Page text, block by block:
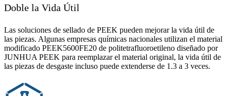
Doble la Vida Útil
Las soluciones de sellado de PEEK pueden mejorar la vida útil de
las piezas. Algunas empresas químicas nacionales utilizan el material
modificado PEEK5600FE20 de politetrafluoroetileno diseñado por
JUNHUA PEEK para reemplazar el material original, la vida útil de
las piezas de desgaste incluso puede extenderse de 1.3 a 3 veces.